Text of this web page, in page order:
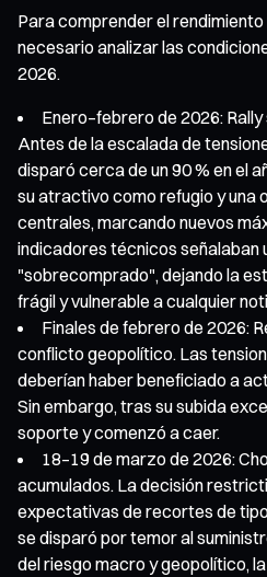
Para comprender el
necesario analizar las
2026.
Enero–febrero de 2026:
Antes de la escalada de
disparó cerca de un 90 % en el
su atractivo como refugio y una
centrales, marcando nuevos
indicadores técnicos señalaban
"sobrecomprado", dejando la
frágil y vulnerable a cualquier
Finales de febrero de 2026:
conflicto geopolítico. Las
deberían haber beneficiado a
Sin embargo, tras su subida
soporte y comenzó a caer.
18–19 de marzo de 2026:
acumulados. La decisión
expectativas de recortes de
se disparó por temor al
del riesgo macro y geopolítico,